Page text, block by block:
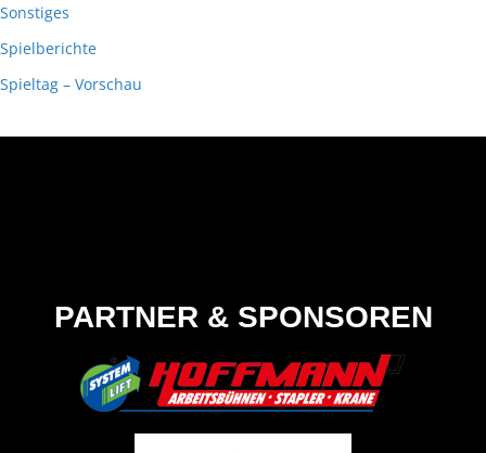
Sonstiges
Spielberichte
Spieltag – Vorschau
PARTNER & SPONSOREN